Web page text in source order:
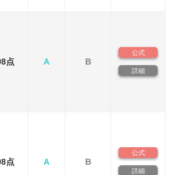
点 A B
公式
詳細
点 A B
公式
詳細